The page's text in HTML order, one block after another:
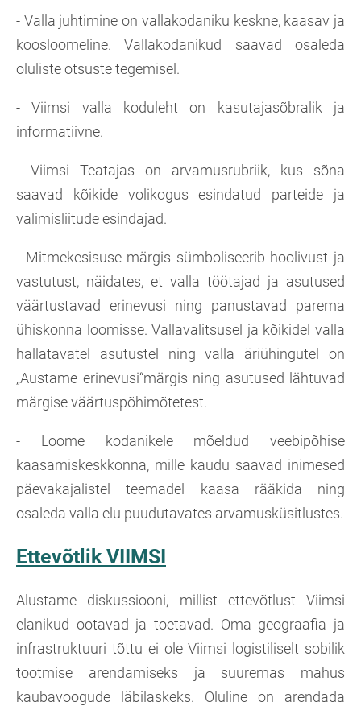
- Valla juhtimine on vallakodaniku keskne, kaasav ja
koosloomeline. Vallakodanikud saavad osaleda
oluliste otsuste tegemisel.
- Viimsi valla koduleht on kasutajasõbralik ja
informatiivne.
- Viimsi Teatajas on arvamusrubriik, kus sõna
saavad kõikide volikogus esindatud parteide ja
valimisliitude esindajad.
- Mitmekesisuse märgis sümboliseerib hoolivust ja
vastutust, näidates, et valla töötajad ja asutused
väärtustavad erinevusi ning panustavad parema
ühiskonna loomisse. Vallavalitsusel ja kõikidel valla
hallatavatel asutustel ning valla äriühingutel on
„Austame erinevusi“märgis ning asutused lähtuvad
märgise väärtuspõhimõtetest.
- Loome kodanikele mõeldud veebipõhise
kaasamiskeskkonna, mille kaudu saavad inimesed
päevakajalistel teemadel kaasa rääkida ning
osaleda valla elu puudutavates arvamusküsitlustes.
Ettevõtlik VIIMSI
Alustame diskussiooni, millist ettevõtlust Viimsi
elanikud ootavad ja toetavad. Oma geograafia ja
infrastruktuuri tõttu ei ole Viimsi logistiliselt sobilik
tootmise arendamiseks ja suuremas mahus
kaubavoogude läbilaskeks. Oluline on arendada